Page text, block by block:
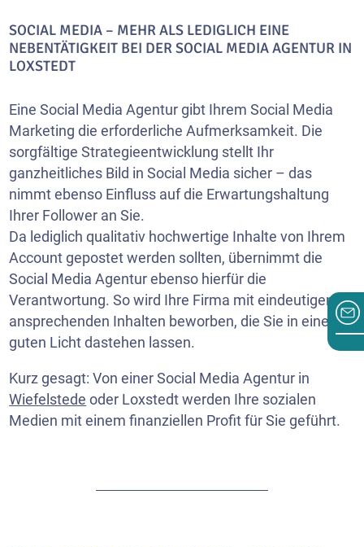
SOCIAL MEDIA – MEHR ALS LEDIGLICH EINE
NEBENTÄTIGKEIT BEI DER SOCIAL MEDIA AGENTUR IN
LOXSTEDT
Eine Social Media Agentur gibt Ihrem Social Media
Marketing die erforderliche Aufmerksamkeit. Die
sorgfältige Strategieentwicklung stellt Ihr
ganzheitliches Bild in Social Media sicher – das
nimmt ebenso Einfluss auf die Erwartungshaltung
Ihrer Follower an Sie.
Da lediglich qualitativ hochwertige Inhalte von Ihrem
Account gepostet werden sollten, übernimmt die
Social Media Agentur ebenso hierfür die
Verantwortung. So wird Ihre Firma mit eindeutigen,
ansprechenden Inhalten beworben, die Sie in einem
guten Licht dastehen lassen.
Kurz gesagt: Von einer Social Media Agentur in
Wiefelstede oder Loxstedt werden Ihre sozialen
Medien mit einem finanziellen Profit für Sie geführt.